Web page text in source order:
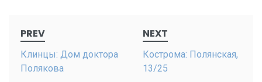
navigation
PREV
Клинцы: Дом доктора
Полякова
NEXT
Кострома: Полянская,
13/25